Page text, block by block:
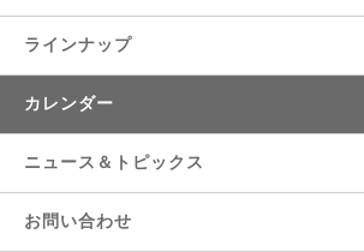
ラインナップ
カレンダー
ニュース＆トピックス
お問い合わせ